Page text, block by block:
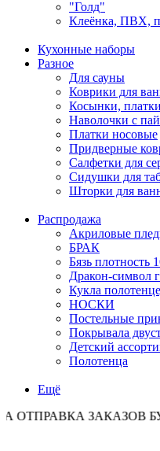
"Голд"
Клеёнка, ПВХ,
Кухонные наборы
Разное
Для сауны
Коврики для
Косынки, платки
Наволочки с
Платки носовые
Придверные
Салфетки для
Сидушки для
Шторки для
Распродажа
Акриловые
БРАК
Бязь плотность
Дракон-символ
Кукла
НОСКИ
Постельные
Покрывала
Детский
Полотенца
Ещё
ЗАКАЗОВ БУДЕТ